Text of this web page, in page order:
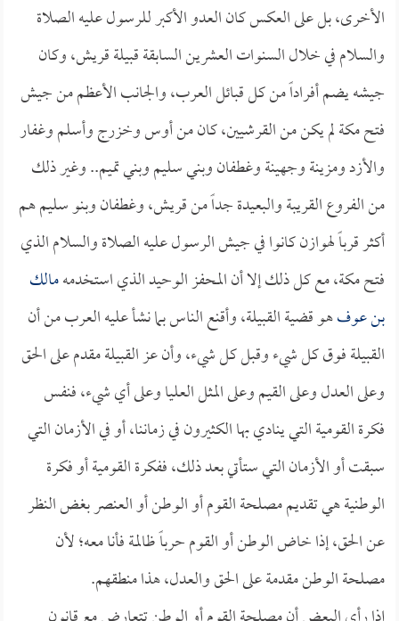
الأخرى، بل على العكس كان العدو الأكبر للرسول عليه الصلاة
والسلام في خلال السنوات العشرين السابقة قبيلة قريش، وكان
جيشه يضم أفراداً من كل قبائل العرب، والجانب الأعظم من جيش
فتح مكة لم يكن من القرشيين، كان من أوس وخزرج وأسلم وغفار
والأزد ومزينة وجهينة وغطفان وبني سليم وبني تميم.. وغير ذلك
من الفروع القريبة والبعيدة جداً من قريش، وغطفان وبنو سليم هم
أكثر قرباً لهوازن كانوا في جيش الرسول عليه الصلاة والسلام الذي
فتح مكة، مع كل ذلك إلا أن المحفز الوحيد الذي استخدمهمالك
بن عوفهو قضية القبيلة، وأقنع الناس بما نشأ عليه العرب من أن
القبيلة فوق كل شيء وقبل كل شيء، وأن عز القبيلة مقدم على الحق
وعلى العدل وعلى القيم وعلى المثل العليا وعلى أي شيء، فنفس
فكرة القومية التي ينادي بها الكثيرون في زماننا، أو في الأزمان التي
سبقت أو الأزمان التي ستأتي بعد ذلك، ففكرة القومية أو فكرة
الوطنية هي تقديم مصلحة القوم أو الوطن أو العنصر بغض النظر
عن الحق، إذا خاض الوطن أو القوم حرباً ظالمة فأنا معه؛ لأن
مصلحة الوطن مقدمة على الحق والعدل، هذا منطقهم.